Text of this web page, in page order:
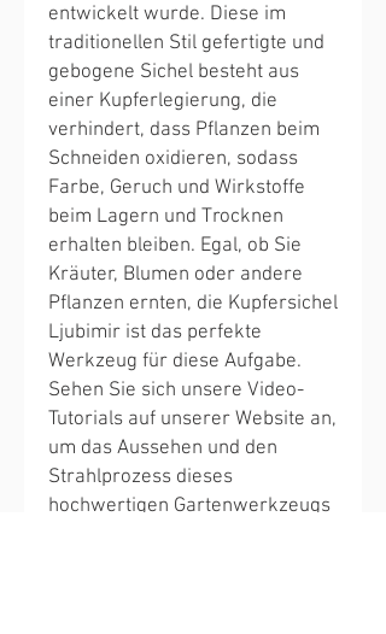
entwickelt wurde. Diese im
traditionellen Stil gefertigte und
gebogene Sichel besteht aus
einer Kupferlegierung, die
verhindert, dass Pflanzen beim
Schneiden oxidieren, sodass
Farbe, Geruch und Wirkstoffe
beim Lagern und Trocknen
erhalten bleiben. Egal, ob Sie
Kräuter, Blumen oder andere
Pflanzen ernten, die Kupfersichel
Ljubimir ist das perfekte
Werkzeug für diese Aufgabe.
Sehen Sie sich unsere Video-
Tutorials auf unserer Website an,
um das Aussehen und den
Strahlprozess dieses
hochwertigen Gartenwerkzeugs